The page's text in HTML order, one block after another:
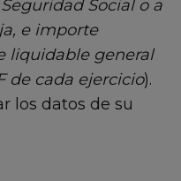
Social o a
e importe
liquidable general
de cada ejercicio).
los datos de su